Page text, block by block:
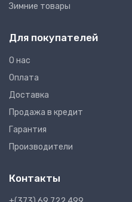
Зимние товары
Для покупателей
О нас
Оплата
Доставка
Продажа в кредит
Гарантия
Производители
Контакты